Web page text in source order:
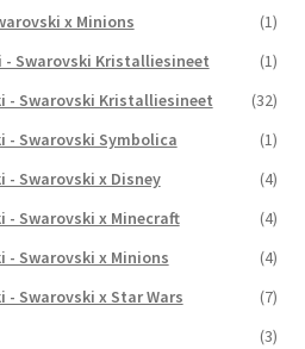
x Minions
(1)
Swarovski Kristalliesineet
(1)
Swarovski Kristalliesineet
(32)
Swarovski Symbolica
(1)
Swarovski x Disney
(4)
Swarovski x Minecraft
(4)
Swarovski x Minions
(4)
Swarovski x Star Wars
(7)
(3)